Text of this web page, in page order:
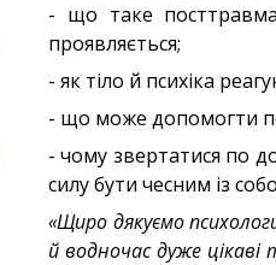
- що таке
проявляється;
- як тіло й психіка
- що може допомогти
- чому звертатися по
силу бути чесним із
«Щиро дякуємо
й водночас дуже цікаві